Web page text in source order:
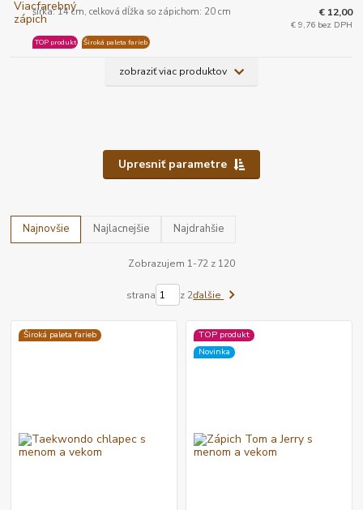
šírka: 14 cm, celková dĺžka so zápichom: 20 cm
TOP produkt Široká paleta farieb
€ 12,00
€ 9,76 bez DPH
zobraziť viac produktov
Upresniť parametre
Najnovšie Najlacnejšie Najdrahšie
Zobrazujem 1-72 z 120
strana z 2ďalšie
Široká paleta farieb
TOP produkt
Novinka